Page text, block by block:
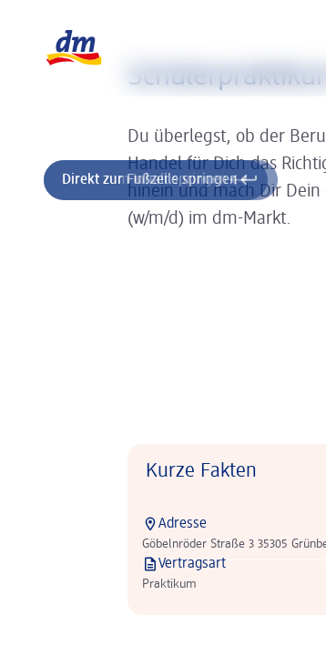
Direkt zum Inhalt springen
Direkt zur Fußzeile springen
Du überlegst, ob der
Handel für Dich das
hinein und mach Dir
(w/m/d) im dm-Markt.
Kurze Fakten
Adresse
Göbelnröder Straße 3 35305
Vertragsart
Praktikum